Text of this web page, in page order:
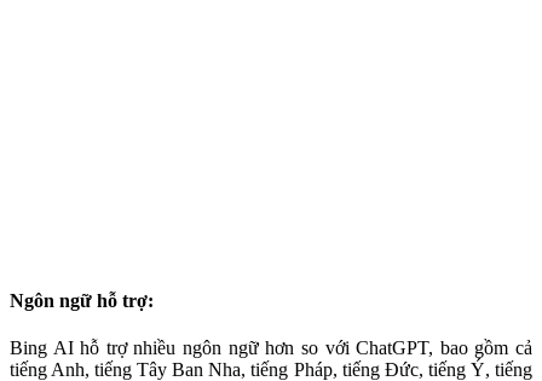
Ngôn ngữ hỗ trợ:
Bing AI hỗ trợ nhiều ngôn ngữ hơn so với ChatGPT, bao gồm cả
tiếng Anh, tiếng Tây Ban Nha, tiếng Pháp, tiếng Đức, tiếng Ý, tiếng